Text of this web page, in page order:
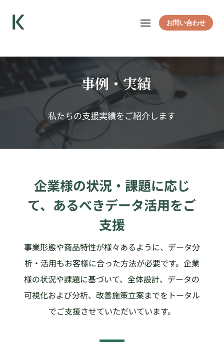
お問い合わせ
事例・実績
私たちの支援実績をご紹介します
企業様の状況・課題に応じ
て、あるべきデータ活用をご
支援
事業形態や商品特性が様々あるように、データ分
析・活用もお客様に合った方法が必要です。企業
様の状況や課題に基づいて、全体設計、データの
可視化および分析、改善施策立案までをトータル
でご支援させていただいています。